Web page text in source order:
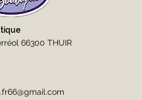
66300 THUIR